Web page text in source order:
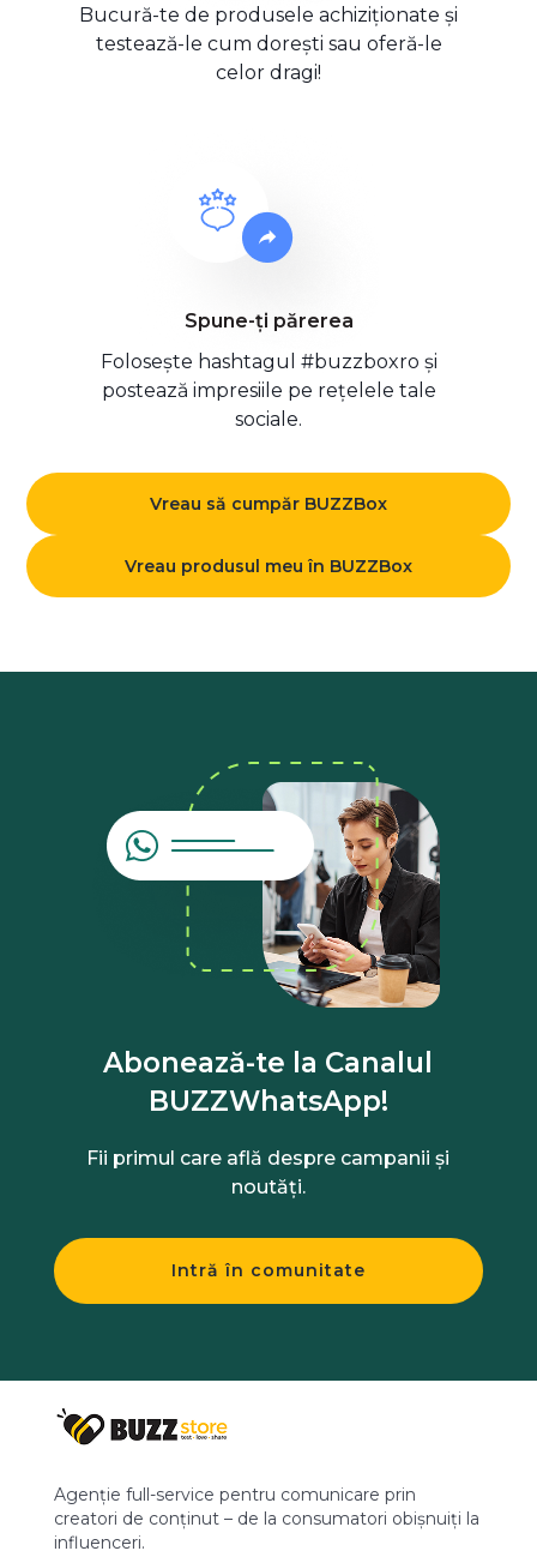
Bucură-te de produsele achiziționate și
testează-le cum dorești sau oferă-le
celor dragi!
Spune-ți părerea
Folosește hashtagul #buzzboxro și
postează impresiile pe rețelele tale
sociale.
Vreau să cumpăr BUZZBox
Vreau produsul meu în BUZZBox
Abonează-te la Canalul
BUZZWhatsApp!
Fii primul care află despre campanii și
noutăți.
Intră în comunitate
Agenție full-service pentru comunicare prin
creatori de conținut – de la consumatori obișnuiți la
influenceri.